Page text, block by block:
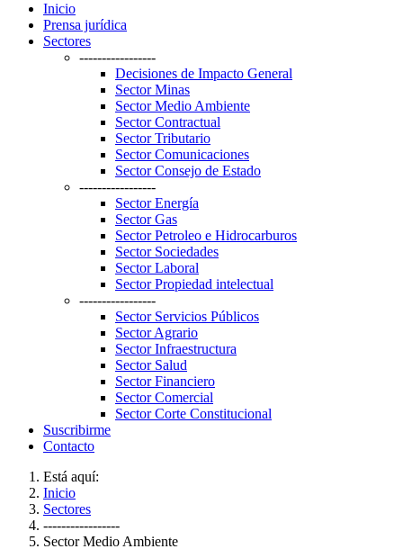
Inicio
Prensa jurídica
Sectores
-----------------
Decisiones de Impacto General
Sector Minas
Sector Medio Ambiente
Sector Contractual
Sector Tributario
Sector Comunicaciones
Sector Consejo de Estado
-----------------
Sector Energía
Sector Gas
Sector Petroleo e Hidrocarburos
Sector Sociedades
Sector Laboral
Sector Propiedad intelectual
-----------------
Sector Servicios Públicos
Sector Agrario
Sector Infraestructura
Sector Salud
Sector Financiero
Sector Comercial
Sector Corte Constitucional
Suscribirme
Contacto
Está aquí:
Inicio
Sectores
-----------------
Sector Medio Ambiente